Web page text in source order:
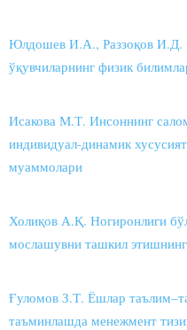
Юлдошев И.А., Раззоқов И.Д.
ўқувчиларнинг физик
Исакова М.Т. Инсоннинг
индивидуал-динамик
муаммолари
Холиқов А.Қ. Ногиронлиги
мослашувни ташкил
Ғуломов З.Т. Ёшлар
таъминлашда менежмент